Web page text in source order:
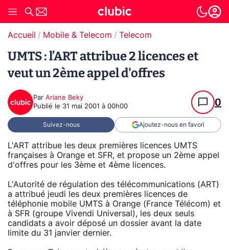
Accueil Mobile & Telecom Telecom
UMTS : l’ART attribue 2 licences et
veut un 2ème appel d'offres
Par Ariane Beky
Publié le 31 mai 2001 à 00h00 0
Suivez-nous Ajoutez-nous en favori
L'ART attribue les deux premières licences UMTS
françaises à Orange et SFR, et propose un 2ème appel
d'offres pour les 3ème et 4ème licences.
L'Autorité de régulation des télécommunications (ART)
a attribué jeudi les deux premières licences de
téléphonie mobile UMTS à Orange (France Télécom) et
à SFR (groupe Vivendi Universal), les deux seuls
candidats a avoir déposé un dossier avant la date
limite du 31 janvier dernier.